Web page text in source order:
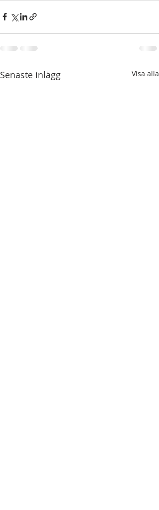
Senaste inlägg Visa alla